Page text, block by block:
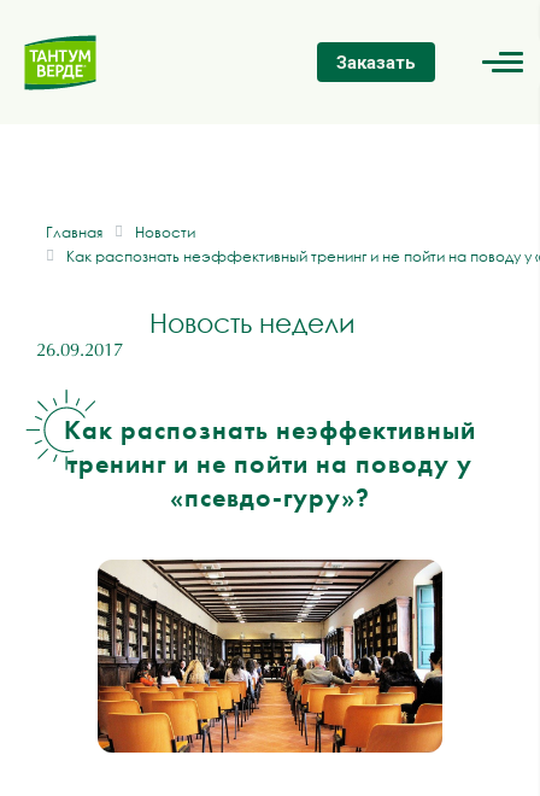
Заказать
Главная
Новости
Как распознать неэффективный тренинг и не пойти на поводу у
Новость недели
26.09.2017
Как распознать неэффективный
тренинг и не пойти на поводу у
«псевдо-гуру»?